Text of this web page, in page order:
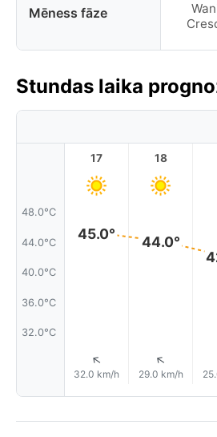
Mēness fāze
Stundas laika
48.0°C
44.0°C
40.0°C
36.0°C
32.0°C
17
45.0°
↑
32.0 km/h
18
44.0°
↑
29.0 km/h